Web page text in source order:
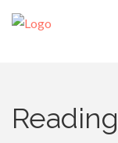
Reading